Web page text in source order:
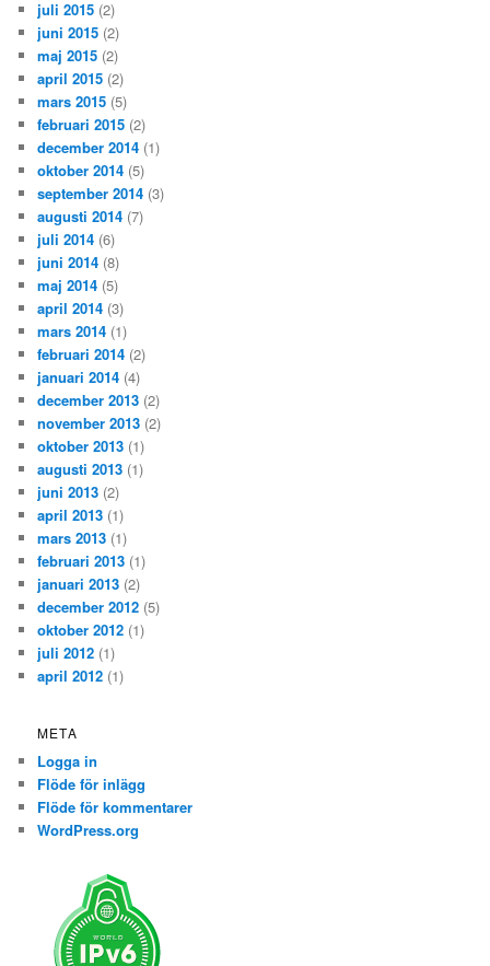
juli 2015 (2)
juni 2015 (2)
maj 2015 (2)
april 2015 (2)
mars 2015 (5)
februari 2015 (2)
december 2014 (1)
oktober 2014 (5)
september 2014 (3)
augusti 2014 (7)
juli 2014 (6)
juni 2014 (8)
maj 2014 (5)
april 2014 (3)
mars 2014 (1)
februari 2014 (2)
januari 2014 (4)
december 2013 (2)
november 2013 (2)
oktober 2013 (1)
augusti 2013 (1)
juni 2013 (2)
april 2013 (1)
mars 2013 (1)
februari 2013 (1)
januari 2013 (2)
december 2012 (5)
oktober 2012 (1)
juli 2012 (1)
april 2012 (1)
META
Logga in
Flöde för inlägg
Flöde för kommentarer
WordPress.org